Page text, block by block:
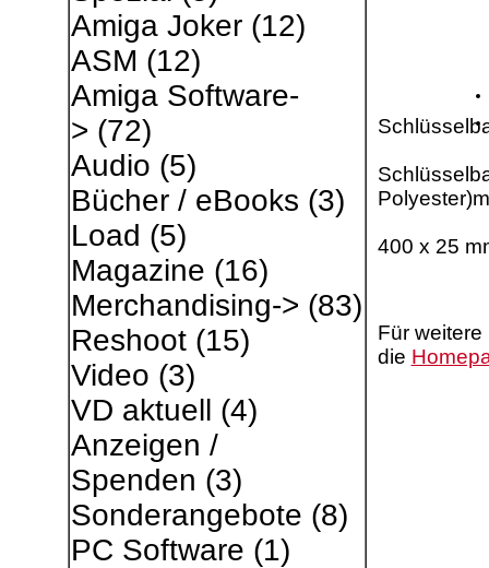
Amiga Joker(12)
ASM (12)
Amiga Software-
> (72)
Audio (5)
Bücher / eBooks (3)
Load (5)
Magazine (16)
Merchandising-> (83)
Reshoot(15)
Video (3)
VD aktuell (4)
Anzeigen /
Spenden (3)
Sonderangebote (8)
PC Software (1)
400 x 25
Für
die